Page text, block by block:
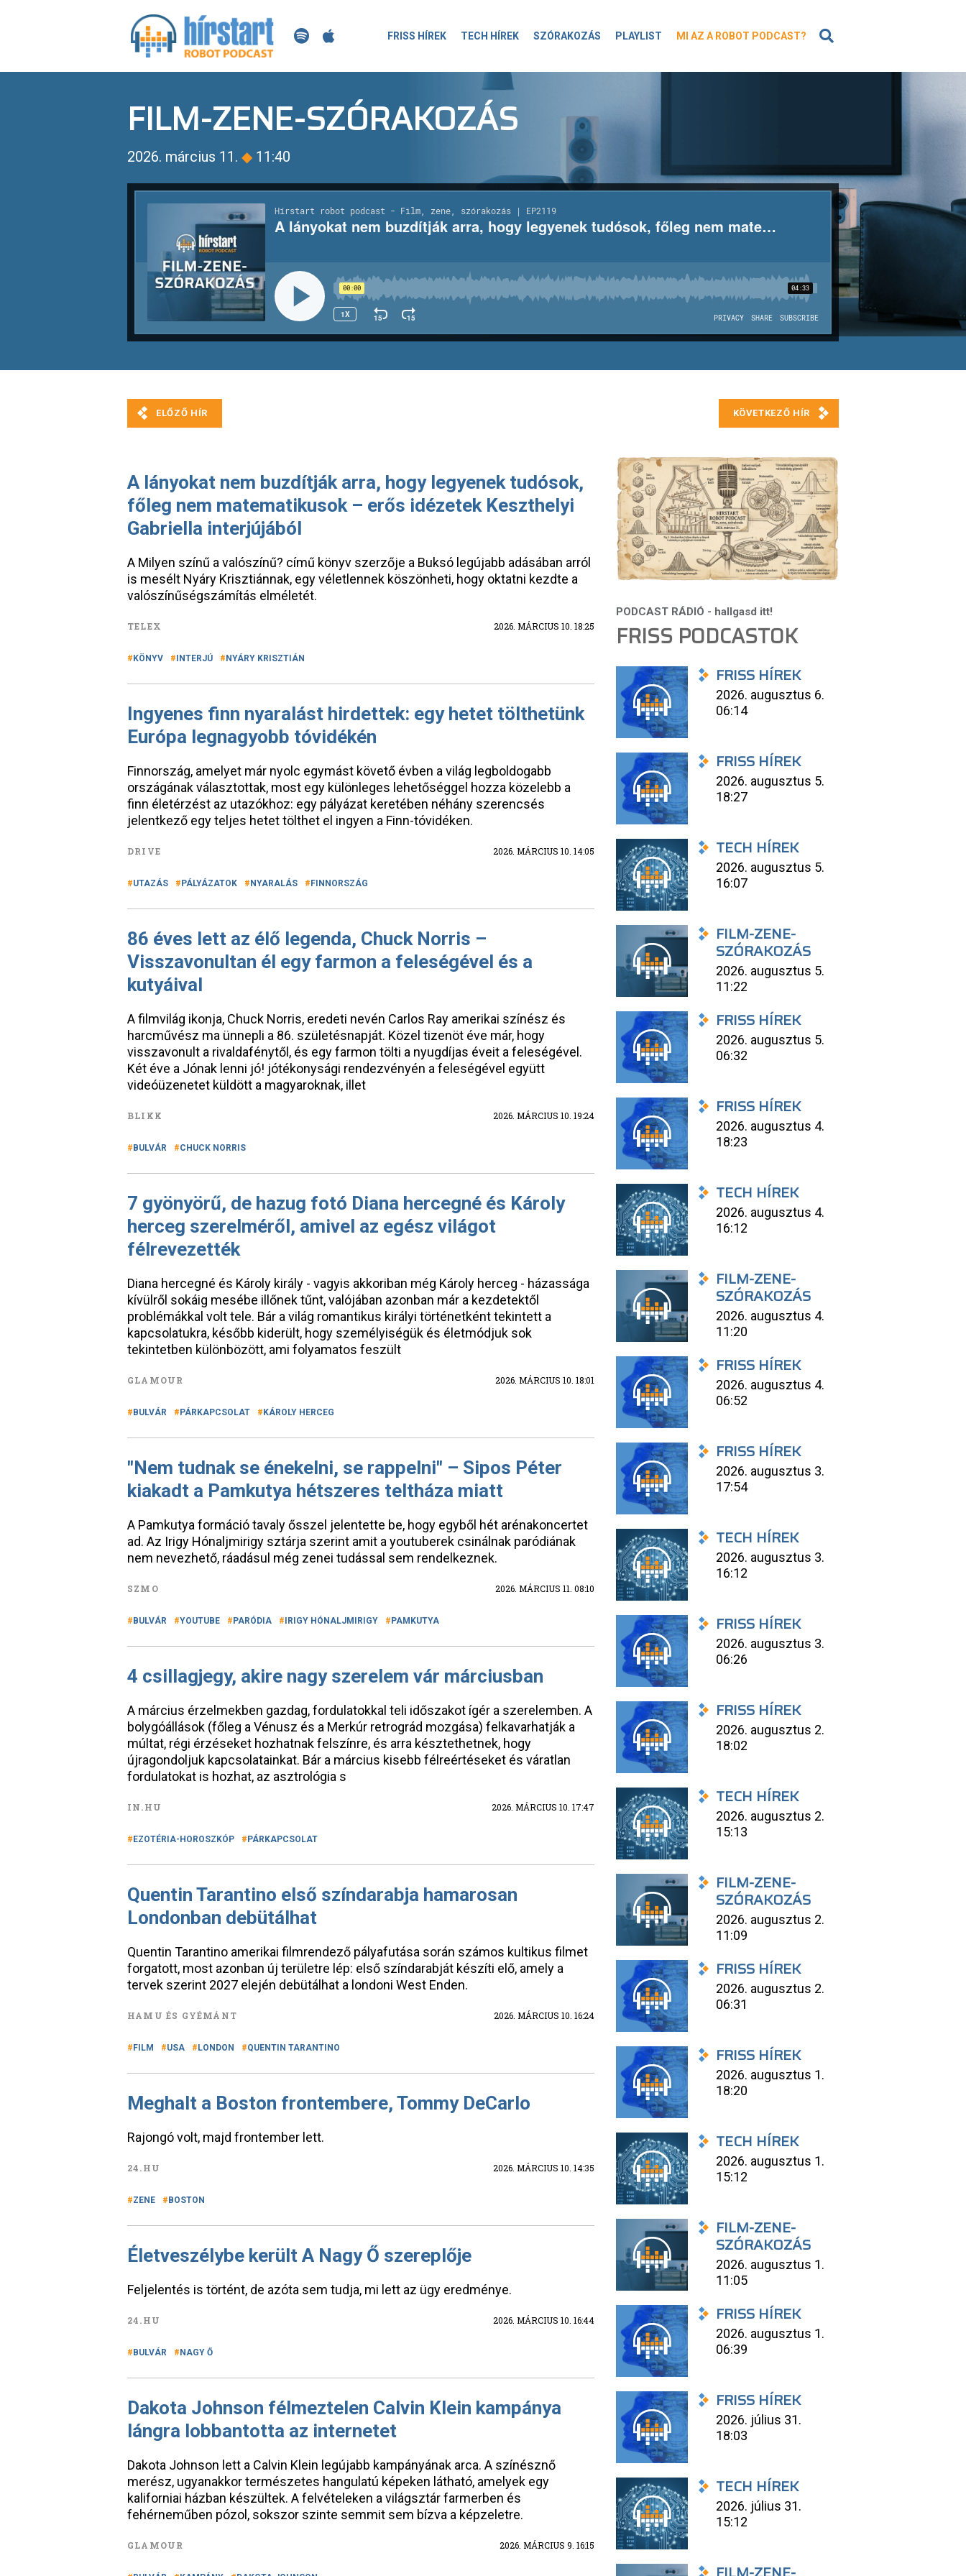
FRISS HÍREK TECH HÍREK SZÓRAKOZÁS PLAYLIST MI AZ A ROBOT PODCAST?
FILM-ZENE-SZÓRAKOZÁS
2026. március 11. ◆ 11:40
A lányokat nem buzdítják arra, hogy legyenek tudósok,
főleg nem matematikusok – erős idézetek Keszthelyi
Gabriella interjújából
A Milyen színű a valószínű? című könyv szerzője a Buksó legújabb adásában arról
is mesélt Nyáry Krisztiánnak, egy véletlennek köszönheti, hogy oktatni kezdte a
valószínűségszámítás elméletét.
TELEX 2026. MÁRCIUS 10. 18:25
KÖNYV INTERJÚ NYÁRY KRISZTIÁN
Ingyenes finn nyaralást hirdettek: egy hetet tölthetünk
Európa legnagyobb tóvidékén
Finnország, amelyet már nyolc egymást követő évben a világ legboldogabb
országának választottak, most egy különleges lehetőséggel hozza közelebb a
finn életérzést az utazókhoz: egy pályázat keretében néhány szerencsés
jelentkező egy teljes hetet tölthet el ingyen a Finn-tóvidéken.
DRIVE 2026. MÁRCIUS 10. 14:05
UTAZÁS PÁLYÁZATOK NYARALÁS FINNORSZÁG
86 éves lett az élő legenda, Chuck Norris –
Visszavonultan él egy farmon a feleségével és a
kutyáival
A filmvilág ikonja, Chuck Norris, eredeti nevén Carlos Ray amerikai színész és
harcművész ma ünnepli a 86. születésnapját. Közel tizenöt éve már, hogy
visszavonult a rivaldafénytől, és egy farmon tölti a nyugdíjas éveit a feleségével.
Két éve a Jónak lenni jó! jótékonysági rendezvényén a feleségével együtt
videóüzenetet küldött a magyaroknak, illet
BLIKK 2026. MÁRCIUS 10. 19:24
BULVÁR CHUCK NORRIS
7 gyönyörű, de hazug fotó Diana hercegné és Károly
herceg szerelméről, amivel az egész világot
félrevezették
Diana hercegné és Károly király - vagyis akkoriban még Károly herceg - házassága
kívülről sokáig mesébe illőnek tűnt, valójában azonban már a kezdetektől
problémákkal volt tele. Bár a világ romantikus királyi történetként tekintett a
kapcsolatukra, később kiderült, hogy személyiségük és életmódjuk sok
tekintetben különbözött, ami folyamatos feszült
GLAMOUR 2026. MÁRCIUS 10. 18:01
BULVÁR PÁRKAPCSOLAT KÁROLY HERCEG
"Nem tudnak se énekelni, se rappelni" – Sipos Péter
kiakadt a Pamkutya hétszeres teltháza miatt
A Pamkutya formáció tavaly ősszel jelentette be, hogy egyből hét arénakoncertet
ad. Az Irigy Hónaljmirigy sztárja szerint amit a youtuberek csinálnak paródiának
nem nevezhető, ráadásul még zenei tudással sem rendelkeznek.
SZMO 2026. MÁRCIUS 11. 08:10
BULVÁR YOUTUBE PARÓDIA IRIGY HÓNALJMIRIGY PAMKUTYA
4 csillagjegy, akire nagy szerelem vár márciusban
A március érzelmekben gazdag, fordulatokkal teli időszakot ígér a szerelemben. A
bolygóállások (főleg a Vénusz és a Merkúr retrográd mozgása) felkavarhatják a
múltat, régi érzéseket hozhatnak felszínre, és arra késztethetnek, hogy
újragondoljuk kapcsolatainkat. Bár a március kisebb félreértéseket és váratlan
fordulatokat is hozhat, az asztrológia s
IN.HU 2026. MÁRCIUS 10. 17:47
EZOTÉRIA-HOROSZKÓP PÁRKAPCSOLAT
Quentin Tarantino első színdarabja hamarosan
Londonban debütálhat
Quentin Tarantino amerikai filmrendező pályafutása során számos kultikus filmet
forgatott, most azonban új területre lép: első színdarabját készíti elő, amely a
tervek szerint 2027 elején debütálhat a londoni West Enden.
HAMU ÉS GYÉMÁNT 2026. MÁRCIUS 10. 16:24
FILM USA LONDON QUENTIN TARANTINO
Meghalt a Boston frontembere, Tommy DeCarlo
Rajongó volt, majd frontember lett.
24.HU 2026. MÁRCIUS 10. 14:35
ZENE BOSTON
Életveszélybe került A Nagy Ő szereplője
Feljelentés is történt, de azóta sem tudja, mi lett az ügy eredménye.
24.HU 2026. MÁRCIUS 10. 16:44
BULVÁR NAGY Ő
Dakota Johnson félmeztelen Calvin Klein kampánya
lángra lobbantotta az internetet
Dakota Johnson lett a Calvin Klein legújabb kampányának arca. A színésznő
merész, ugyanakkor természetes hangulatú képeken látható, amelyek egy
kaliforniai házban készültek. A felvételeken a világsztár farmerben és
fehérneműben pózol, sokszor szinte semmit sem bízva a képzeletre.
GLAMOUR 2026. MÁRCIUS 9. 16:15
FRISS PODCASTOK
FRISS HÍREK
2026. augusztus 6.
06:14
FRISS HÍREK
2026. augusztus 5.
18:27
TECH HÍREK
2026. augusztus 5.
16:07
FILM-ZENE-
SZÓRAKOZÁS
2026. augusztus 5.
11:22
FRISS HÍREK
2026. augusztus 5.
06:32
FRISS HÍREK
2026. augusztus 4.
18:23
TECH HÍREK
2026. augusztus 4.
16:12
FILM-ZENE-
SZÓRAKOZÁS
2026. augusztus 4.
11:20
FRISS HÍREK
2026. augusztus 4.
06:52
FRISS HÍREK
2026. augusztus 3.
17:54
TECH HÍREK
2026. augusztus 3.
16:12
FRISS HÍREK
2026. augusztus 3.
06:26
FRISS HÍREK
2026. augusztus 2.
18:02
TECH HÍREK
2026. augusztus 2.
15:13
FILM-ZENE-
SZÓRAKOZÁS
2026. augusztus 2.
11:09
FRISS HÍREK
2026. augusztus 2.
06:31
FRISS HÍREK
2026. augusztus 1.
18:20
TECH HÍREK
2026. augusztus 1.
15:12
FILM-ZENE-
SZÓRAKOZÁS
2026. augusztus 1.
11:05
FRISS HÍREK
2026. augusztus 1.
06:39
FRISS HÍREK
2026. július 31.
18:03
TECH HÍREK
2026. július 31.
15:12